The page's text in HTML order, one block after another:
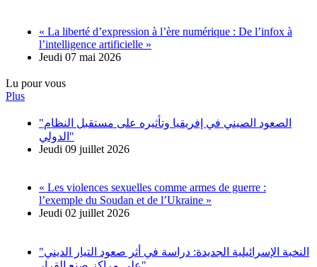
« La liberté d’expression à l’ère numérique : De l’infox à
l’intelligence artificielle »
Jeudi 07 mai 2026
Lu pour vous
Plus
"الصعود الصيني في إفريقيا وتأثيره على مستقبل النظام
الدولي"
Jeudi 09 juillet 2026
« Les violences sexuelles comme armes de guerre :
l’exemple du Soudan et de l’Ukraine »
Jeudi 02 juillet 2026
"النخبة الإسرائيلية الجديدة: دراسة في أثر صعود التيار الديني